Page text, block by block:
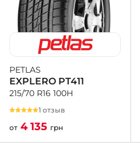
PETLAS
EXPLERO PT411
215/70 R16 100H
1 отзыв
от 4 135 грн